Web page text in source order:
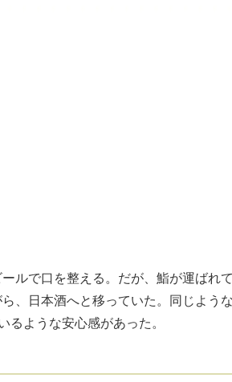
ルで口を整える。だが、鮨が運ばれ
、日本酒へと移っていた。同じよう
るような安心感があった。